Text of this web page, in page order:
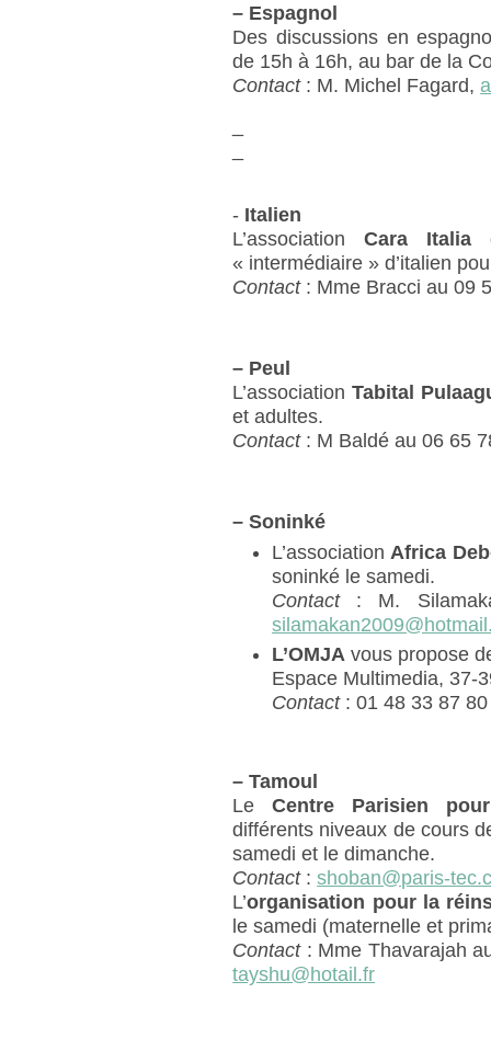
– Espagnol
Des discussions en
de 15h à 16h, au bar de la
Contact: M. Michel Fagard,
- Italien
L’associationCara Italia
« intermédiaire » d’italien
Contact: Mme Bracci au 09
– Peul
L’associationTabital
et adultes.
Contact: M Baldé au 06 65
– Soninké
L’associationAfrica
soninké le samedi.
Contact: M.
L’OMJA vous propose
Espace Multimedia, 37-
Contact: 01 48 33 87
– Tamoul
LeCentre Parisien
différents niveaux de cours
samedi et le dimanche.
Contact:shoban@paris-
L’organisation pour la
le samedi (maternelle et
Contact: Mme Thavarajah
tayshu@hotail.fr